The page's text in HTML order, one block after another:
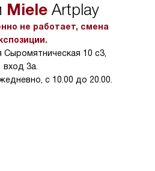
MieleArtplay
не работает, смена
10 с3,
вход 3а.
с 10.00 до 20.00.